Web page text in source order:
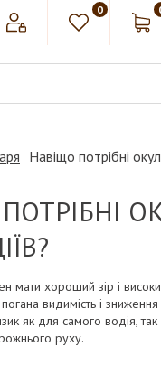
0
Навіщо потрібні
мати хороший зір і
видимість і зниження
як для самого водія, так
руху.